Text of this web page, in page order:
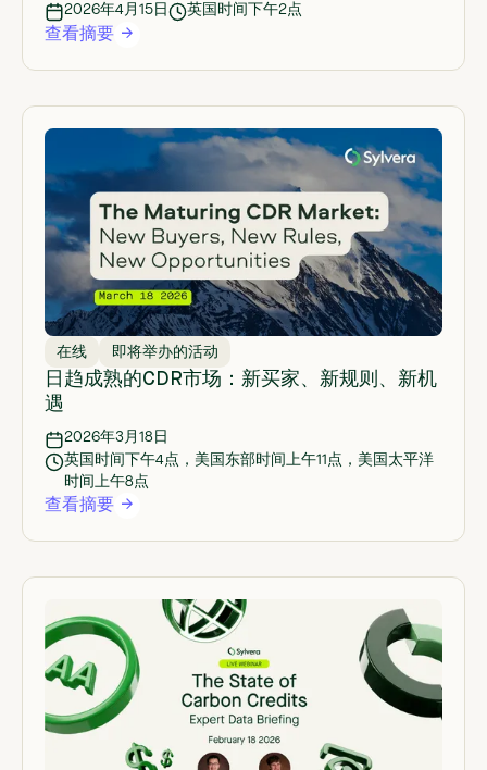
2026年4月15日 英国时间下午2点
查看摘要
在线 即将举办的活动
日趋成熟的CDR市场：新买家、新规则、新机
遇
2026年3月18日
英国时间下午4点，美国东部时间上午11点，美国太平洋
时间上午8点
查看摘要